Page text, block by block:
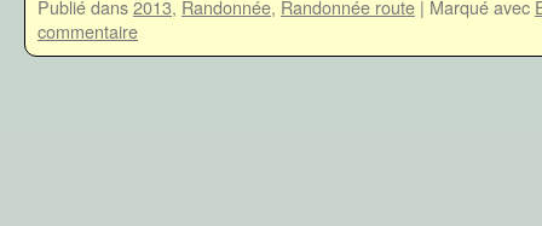
Publié dans2013, Randonnée, Randonnée route | Marqué avec
commentaire